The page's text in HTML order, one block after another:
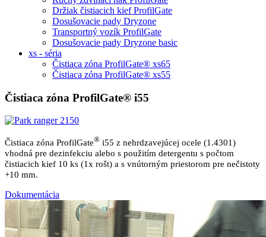
Držiak čistiacich kief ProfilGate
Dosušovacie pady Dryzone
Transportný vozík ProfilGate
Dosušovacie pady Dryzone basic
xs - séria
Čistiaca zóna ProfilGate® xs65
Čistiaca zóna ProfilGate® xs55
Čistiaca zóna ProfilGate® i55
Čistiaca zóna ProfilGate® i55 z nehrdzavejúcej ocele (1.4301)
vhodná pre dezinfekciu alebo s použitím detergentu s počtom
čistiacich kief 10 ks (1x rošt) a s vnútorným priestorom pre nečistoty
+10 mm.
Dokumentácia